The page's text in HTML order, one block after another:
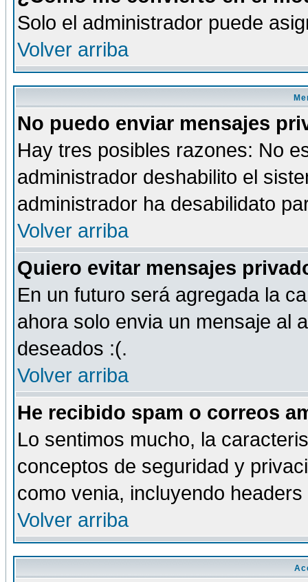
Solo el administrador puede
Volver arriba
No puedo enviar mensajes
Hay tres posibles razones: No
administrador deshabilito el
administrador ha desabilidato
Volver arriba
Quiero evitar mensajes
En un futuro será agregada la
ahora solo envia un mensaje al
deseados :(.
Volver arriba
He recibido spam o correos
Lo sentimos mucho, la
conceptos de seguridad y
como venia, incluyendo
Volver arriba